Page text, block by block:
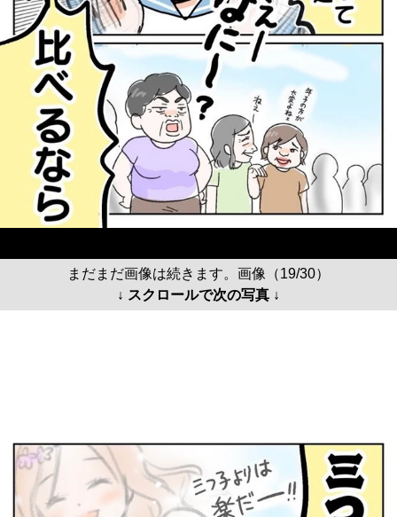
まだまだ画像は続きます。画像（19/30）
↓ スクロールで次の写真 ↓